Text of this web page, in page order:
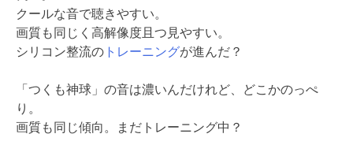
クールな音で聴きやすい。
画質も同じく高解像度且つ見やすい。
シリコン整流の トレーニングが進んだ？
「つくも神球」の音は濃いんだけれど、どこかのっぺ
り。
画質も同じ傾向。まだトレーニング中？